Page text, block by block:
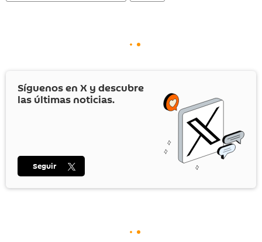
Síguenos en X y descubre
las últimas noticias.
Seguir